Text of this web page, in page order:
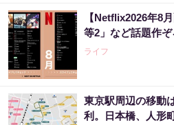
【Netflix2026年8
等2」など話題作
ライフ
東京駅周辺の移動
利。日本橋、人形